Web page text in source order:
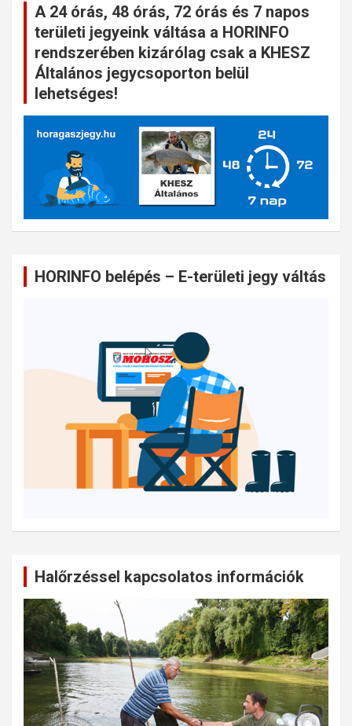
A 24 órás, 48 órás, 72 órás és 7 napos
területi jegyeink váltása a HORINFO
rendszerében kizárólag csak a KHESZ
Általános jegycsoporton belül
lehetséges!
HORINFO belépés – E-területi jegy váltás
Halőrzéssel kapcsolatos információk